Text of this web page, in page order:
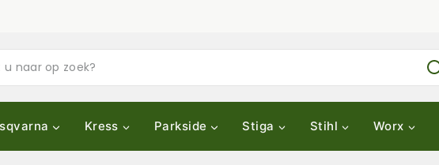
Kress Parkside Stiga Stihl Worx